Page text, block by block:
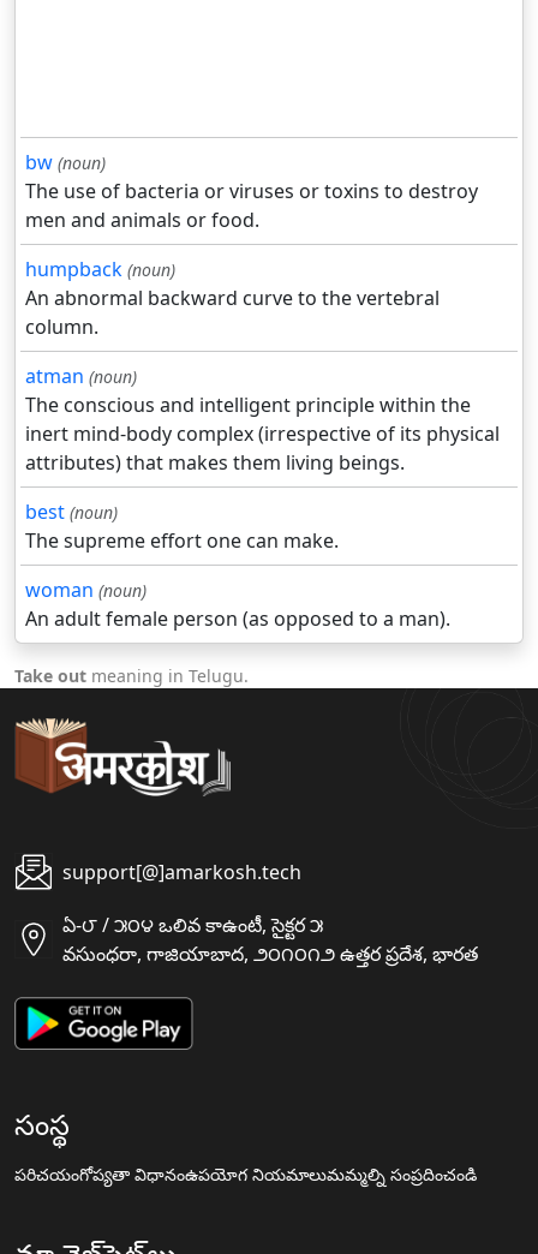
bw (noun)
The use of bacteria or viruses or toxins to destroy
men and animals or food.
humpback (noun)
An abnormal backward curve to the vertebral
column.
atman (noun)
The conscious and intelligent principle within the
inert mind-body complex (irrespective of its physical
attributes) that makes them living beings.
best (noun)
The supreme effort one can make.
woman (noun)
An adult female person (as opposed to a man).
Take out meaning in Telugu.
support[@]amarkosh.tech
ఏ-౮ / ౫౦౪ ఒలివ కాఉంటీ, సైక్టర ౫
వసుంధరా, గాజియాబాద, ౨౦౧౦౧౨ ఉత్తర ప్రదేశ, భారత
సంస్థ
పరిచయంగోప్యతా విధానంఉపయోగ నియమాలుమమ్మల్ని సంప్రదించండి